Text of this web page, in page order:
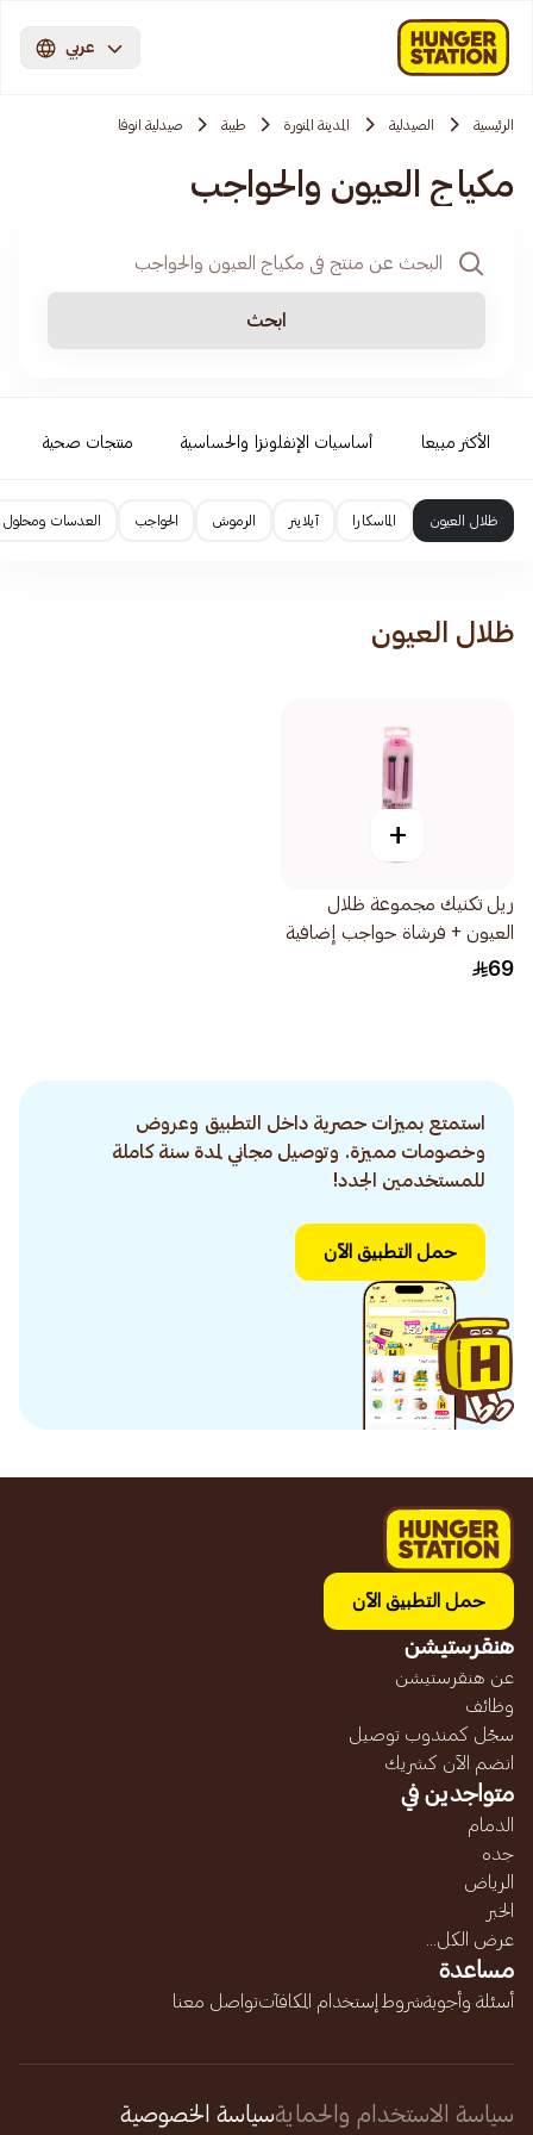
عربي
الرئيسية الصيدلية المدينة المنورة طيبة صيدلية انوفا
مكياج العيون والحواجب
ابحث
الأكثر مبيعا أساسيات الإنفلونزا والحساسية منتجات صحية
ظلال العيون الماسكارا آيلاينر الرموش الحواجب العدسات
ظلال العيون
+
ريل تكنيك مجموعة ظلال
العيون + فرشاة حواجب إضافية
1قطعة
69
استمتع بميزات حصرية داخل التطبيق وعروض
وخصومات مميزة. وتوصيل مجاني لمدة سنة كاملة
للمستخدمين الجدد!
حمل التطبيق الآن
حمل التطبيق الآن
هنقرستيشن
عن هنقرستيشن
وظائف
سجّل كمندوب توصيل
انضم الآن كشريك
متواجدين في
الدمام
جده
الرياض
الخبر
عرض الكل...
مساعدة
أسئلة وأجوبةشروط إستخدام المكافآتتواصل معنا
سياسة الاستخدام والحمايةسياسة الخصوصية